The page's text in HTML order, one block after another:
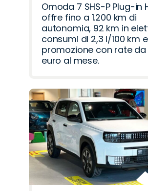
Omoda 7 SHS-P Plug-in
offre fino a 1.200 km di
autonomia, 92 km in
consumi di 2,3 l/100 km
promozione con rate da
euro al mese.